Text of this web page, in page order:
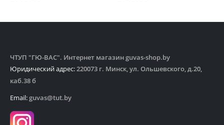
ЧТУП "ГЮ-ВАС". Интернет магазин guvas-shop.by
Юридический адрес:220073 г. Минск, ул. Ольшевского, д.20,
каб.38 б
Email:guvas@tut.by